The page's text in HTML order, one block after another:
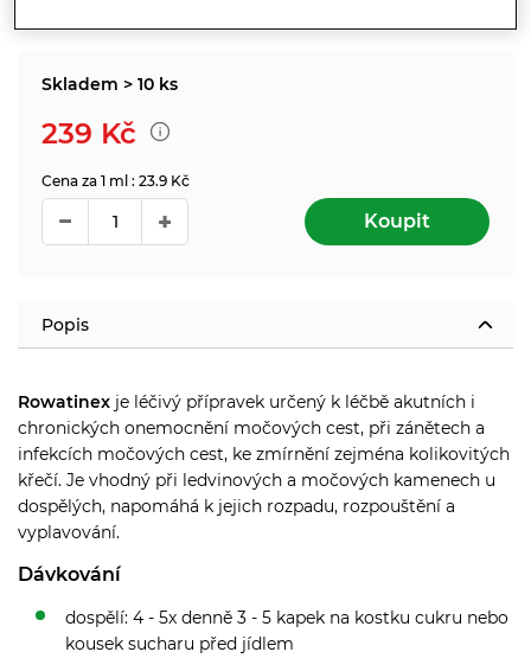
Skladem > 10 ks
239 Kč
Cena za 1 ml : 23.9 Kč
Koupit
Popis
Rowatinex je léčivý přípravek určený k léčbě akutních i
chronických onemocnění močových cest, při zánětech a
infekcích močových cest, ke zmírnění zejména kolikovitých
křečí. Je vhodný při ledvinových a močových kamenech u
dospělých, napomáhá k jejich rozpadu, rozpouštění a
vyplavování.
Dávkování
dospělí: 4 - 5x denně 3 - 5 kapek na kostku cukru nebo
kousek sucharu před jídlem